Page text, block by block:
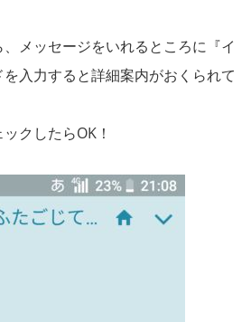
メッセージをいれるところに『イ
入力すると詳細案内がおくられて
クしたらOK！